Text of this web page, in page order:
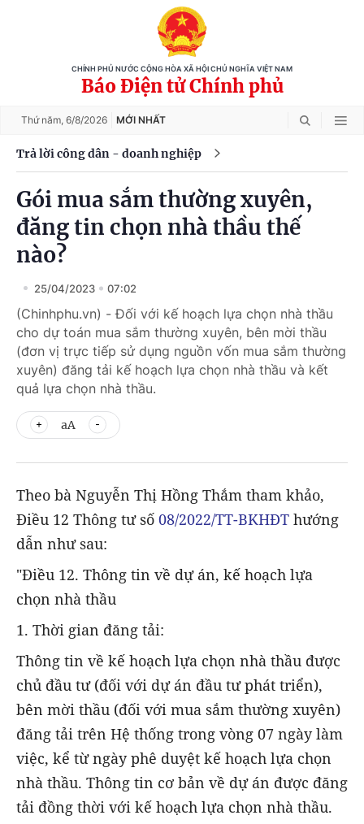
CHÍNH PHỦ NƯỚC CỘNG HÒA XÃ HỘI CHỦ NGHĨA VIỆT NAM
Báo Điện tử Chính phủ
Thứ năm, 6/8/2026 MỚI NHẤT
Trả lời công dân - doanh nghiệp
Gói mua sắm thường xuyên,
đăng tin chọn nhà thầu thế
nào?
25/04/2023 07:02
(Chinhphu.vn) - Đối với kế hoạch lựa chọn nhà thầu
cho dự toán mua sắm thường xuyên, bên mời thầu
(đơn vị trực tiếp sử dụng nguồn vốn mua sắm thường
xuyên) đăng tải kế hoạch lựa chọn nhà thầu và kết
quả lựa chọn nhà thầu.
aA
Theo bà Nguyễn Thị Hồng Thắm tham khảo,
Điều 12 Thông tư số 08/2022/TT-BKHĐT hướng
dẫn như sau:
"Điều 12. Thông tin về dự án, kế hoạch lựa
chọn nhà thầu
1. Thời gian đăng tải:
Thông tin về kế hoạch lựa chọn nhà thầu được
chủ đầu tư (đối với dự án đầu tư phát triển),
bên mời thầu (đối với mua sắm thường xuyên)
đăng tải trên Hệ thống trong vòng 07 ngày làm
việc, kể từ ngày phê duyệt kế hoạch lựa chọn
nhà thầu. Thông tin cơ bản về dự án được đăng
tải đồng thời với kế hoạch lựa chọn nhà thầu.